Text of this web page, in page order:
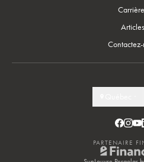
Articles
PARTENAIRE